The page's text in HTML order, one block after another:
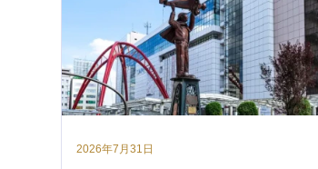
2026年7月31日